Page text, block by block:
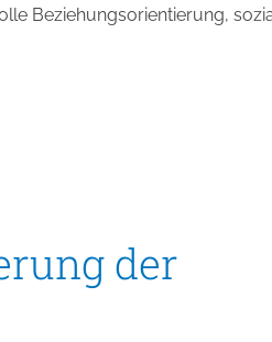
Beziehungsorientierung,
der